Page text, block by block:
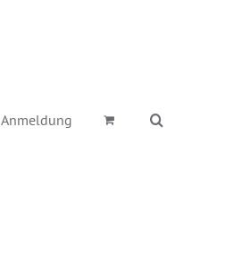
Anmeldung